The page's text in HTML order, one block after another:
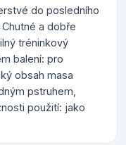
do posledního
a dobře
tréninkový
balení: pro
obsah masa
pstruhem,
použití: jako